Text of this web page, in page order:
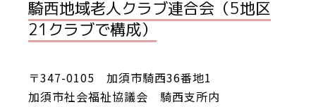
騎西地域老人クラブ連合会（5地区
21クラブで構成）
〒347-0105 加須市騎西36番地1
加須市社会福祉協議会 騎西支所内